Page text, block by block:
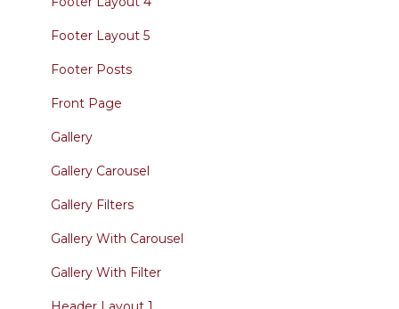
Footer Layout 5
Footer Posts
Front Page
Gallery
Gallery Carousel
Gallery Filters
Gallery With Carousel
Gallery With Filter